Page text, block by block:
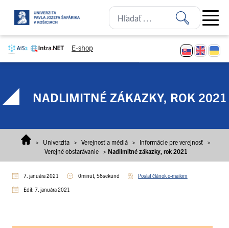
E-shop
Open
NADLIMITNÉ ZÁKAZKY, ROK 2021
> Univerzita > Verejnosť a médiá > Informácie pre verejnosť >
Verejné obstarávanie
> Nadlimitné zákazky, rok 2021
7. januára 2021 0minút, 56sekúnd Poslať článok e-mailom
Edit: 7. januára 2021